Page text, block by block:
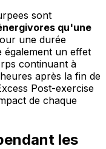
sont
qu'une
une durée
également un effet
continuant à
après la fin de
Post-exercise
de chaque
les